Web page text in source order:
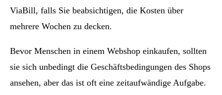
ViaBill, falls Sie beabsichtigen, die Kosten über
mehrere Wochen zu decken.
Bevor Menschen in einem Webshop einkaufen, sollten
sie sich unbedingt die Geschäftsbedingungen des Shops
ansehen, aber das ist oft eine zeitaufwändige Aufgabe.